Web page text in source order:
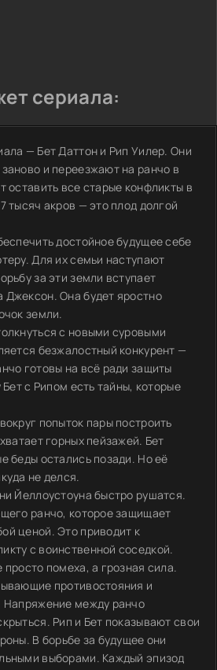
сериала:
— Бет Даттон и Рип Уилер. Они
и переезжают на ранчо в
оставить все старые конфликты в
акров — это плод долгой
достойное будущее себе
Для их семьи наступают
за эти земли вступает
Она будет яростно
земли.
с новыми суровыми
безжалостный конкурент —
готовы на всё ради защиты
с Рипом есть тайны, которые
попыток пары построить
горных пейзажей. Бет
беды остались позади. Но её
не делся.
Йеллоустоуна быстро рушатся.
ранчо, которое защищает
ценой. Это приводит к
с воинственной соседкой.
помеха, а грозная сила.
противостояния и
Напряжение между ранчо
Рип и Бет показывают свои
В борьбе за будущее они
выборами. Каждый эпизод